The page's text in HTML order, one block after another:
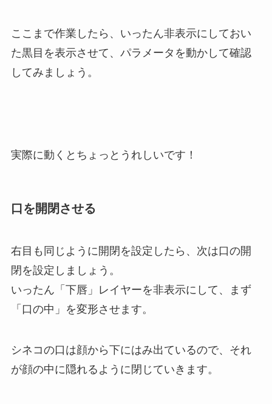
ここまで作業したら、いったん非表示にしておい
た黒目を表示させて、パラメータを動かして確認
してみましょう。
実際に動くとちょっとうれしいです！
口を開閉させる
右目も同じように開閉を設定したら、次は口の開
閉を設定しましょう。
いったん「下唇」レイヤーを非表示にして、まず
「口の中」を変形させます。
シネコの口は顔から下にはみ出ているので、それ
が顔の中に隠れるように閉じていきます。